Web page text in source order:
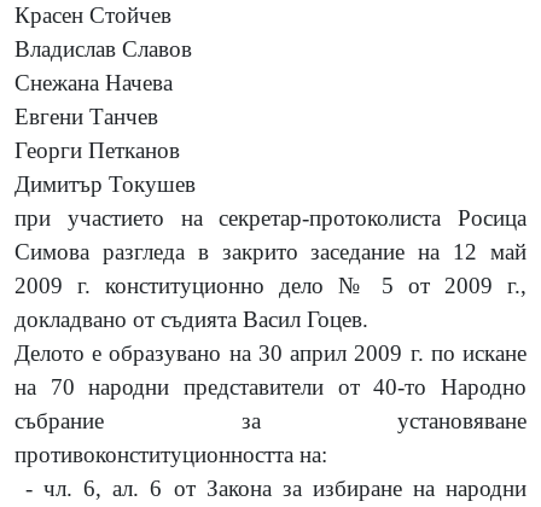
Красен Стойчев
Владислав Славов
Снежана Начева
Евгени Танчев
Георги Петканов
Димитър Токушев
при участието на секретар-протоколиста Росица
Симова разгледа в закрито заседание на 12 май
2009 г. конституционно дело № 5 от 2009 г.,
докладвано от съдията Васил Гоцев.
Делото е образувано на 30 април 2009 г. по искане
на 70 народни представители от 40-то Народно
събрание за установяване
противоконституционността на:
- чл. 6, ал. 6 от Закона за избиране на народни